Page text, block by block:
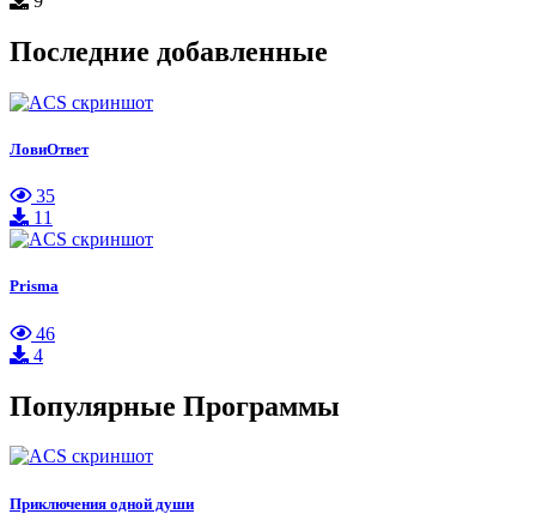
Последние добавленные
ЛовиОтвет
35
11
Prisma
46
4
Популярные Программы
Приключения одной души